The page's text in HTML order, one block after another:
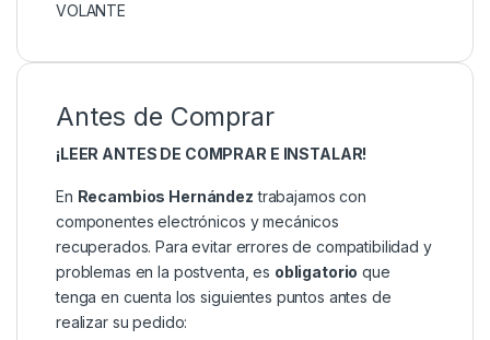
VOLANTE
Antes de Comprar
¡LEER ANTES DE COMPRAR E INSTALAR!
En Recambios Hernández trabajamos con
componentes electrónicos y mecánicos
recuperados. Para evitar errores de compatibilidad y
problemas en la postventa, es obligatorio que
tenga en cuenta los siguientes puntos antes de
realizar su pedido: